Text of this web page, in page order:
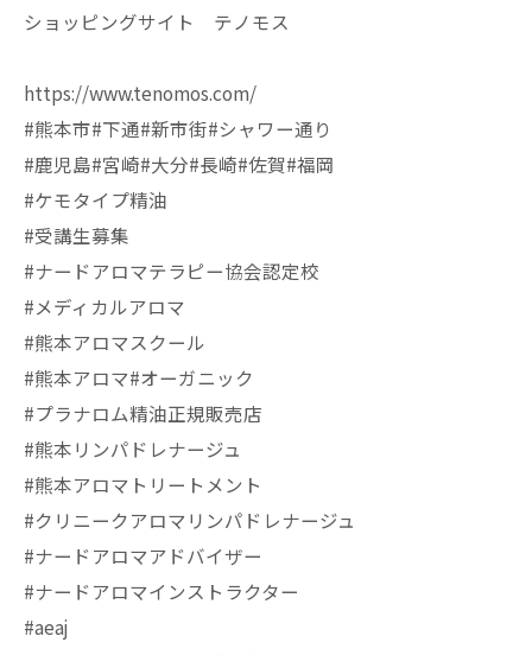
ショッピングサイト テノモス
https://www.tenomos.com/
#熊本市#下通#新市街#シャワー通り
#鹿児島#宮崎#大分#長崎#佐賀#福岡
#ケモタイプ精油
#受講生募集
#ナードアロマテラピー協会認定校
#メディカルアロマ
#熊本アロマスクール
#熊本アロマ#オーガニック
#プラナロム精油正規販売店
#熊本リンパドレナージュ
#熊本アロマトリートメント
#クリニークアロマリンパドレナージュ
#ナードアロマアドバイザー
#ナードアロマインストラクター
#aeaj